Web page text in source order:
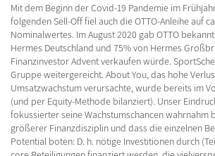
Mit dem Beginn der Covid-19 Pandemie im
folgenden Sell-Off fiel auch die OTTO-Anleihe auf
Nominalwertes. Im August 2020 gab OTTO
Hermes Deutschland und 75% von Hermes
Finanzinvestor Advent verkaufen würde.
Gruppe weitergereicht. About You, das hohe
Umsatzwachstum verursachte, wurde bereits im
(und per Equity-Methode bilanziert). Unser
fokussierter seine Wachstumschancen wahrnahm
größerer Finanzdisziplin und dass die einzelnen
Potential boten: D. h. nötige Investitionen durch